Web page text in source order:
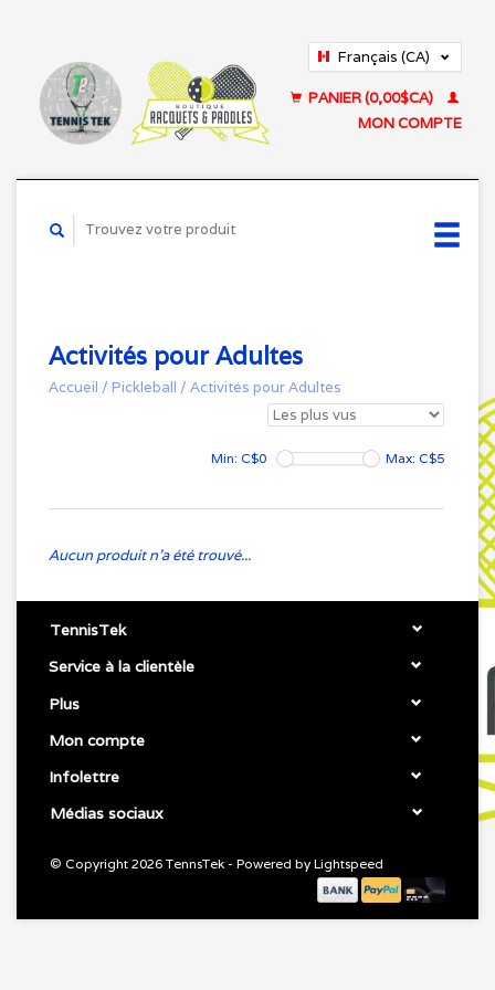
Français (CA)
PANIER (0,00$CA)
MON COMPTE
Activités pour Adultes
Accueil / Pickleball / Activités pour Adultes
Min: C$0 Max: C$5
Aucun produit n'a été trouvé...
TennisTek
Service à la clientèle
Plus
Mon compte
Infolettre
Médias sociaux
© Copyright 2026 TennsTek - Powered by Lightspeed